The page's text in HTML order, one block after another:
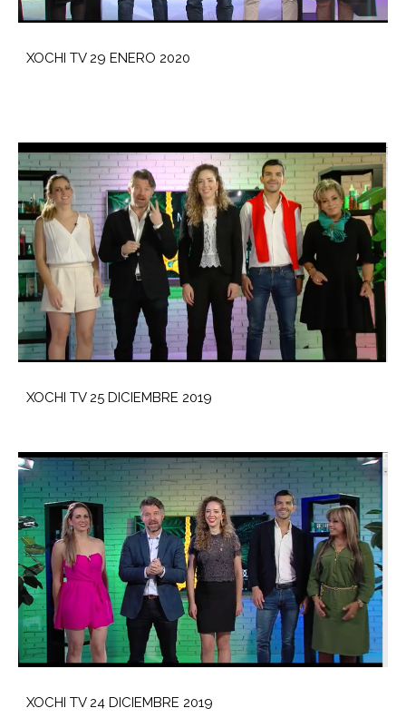
XOCHI TV 29 ENERO 2020
XOCHI TV 25 DICIEMBRE 2019
XOCHI TV 24 DICIEMBRE 2019